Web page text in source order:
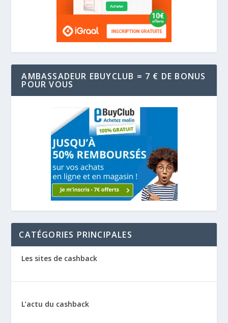
AMBASSADEUR EBUYCLUB = 7 € DE BONUS
POUR VOUS
CATÉGORIES PRINCIPALES
Les sites de cashback
L’actu du cashback